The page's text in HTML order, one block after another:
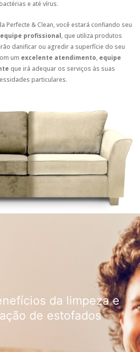
e até vírus.
Perfecte & Clean, você estará confiando seu
equipe profissional, que utiliza produtos
danificar ou agredir a superfície do seu
um excelente atendimento, equipe
que irá adequar os serviços às suas
particulares.
da limpeza e
de estofados